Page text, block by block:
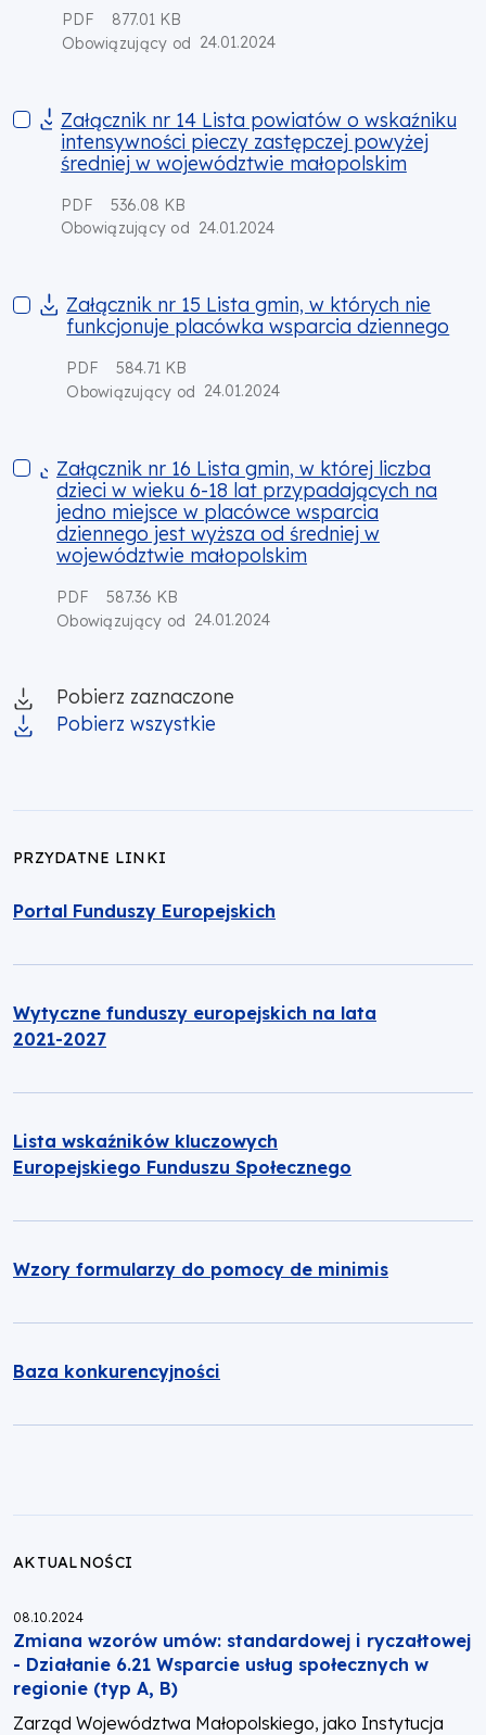
PDF
877.01 KB
Obowiązujący od 24.01.2024
Załącznik nr 14 Lista powiatów o wskaźniku intensywności
Załącznik nr 14 Lista powiatów o wskaźniku
intensywności pieczy zastępczej powyżej
średniej w województwie małopolskim
PDF
536.08 KB
Obowiązujący od
24.01.2024
Załącznik nr 15 Lista gmin, w których nie funkcjonuje
Załącznik nr 15 Lista gmin, w których nie
funkcjonuje placówka wsparcia dziennego
PDF
584.71 KB
Obowiązujący od 24.01.2024
Załącznik nr 16 Lista gmin, w której liczba dzieci w wieku
Załącznik nr 16 Lista gmin, w której liczba
dzieci w wieku 6-18 lat przypadających na
jedno miejsce w placówce wsparcia
dziennego jest wyższa od średniej w
województwie małopolskim
PDF
587.36 KB
Obowiązujący od 24.01.2024
Pobierz zaznaczone
Pobierz wszystkie
PRZYDATNE LINKI
Portal Funduszy Europejskich
Wytyczne funduszy europejskich na lata
2021-2027
Lista wskaźników kluczowych
Europejskiego Funduszu Społecznego
Wzory formularzy do pomocy de minimis
Baza konkurencyjności
AKTUALNOŚCI
Opublikowano:
08.10.2024
Zmiana wzorów umów: standardowej i ryczałtowej
- Działanie 6.21 Wsparcie usług społecznych w
regionie (typ A, B)
Zarząd Województwa Małopolskiego, jako Instytucja